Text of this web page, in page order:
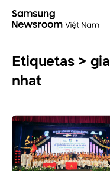
Etiquetas >
nhat